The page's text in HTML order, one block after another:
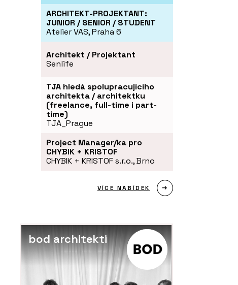
ARCHITEKT-PROJEKTANT:
JUNIOR / SENIOR / STUDENT
Atelier VAS, Praha 6
Architekt / Projektant
Senlife
TJA hledá spolupracujícího
architekta / architektku
(freelance, full-time i part-
time)
TJA_Prague
Project Manager/ka pro
CHYBIK + KRISTOF
CHYBIK + KRISTOF s.r.o., Brno
VÍCE NABÍDEK
bod architekti